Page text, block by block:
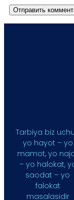
Tarbiya biz
yo hayot – yo
mamot, yo
– yo halokat,
saodat – yo
falokat
masalasidir